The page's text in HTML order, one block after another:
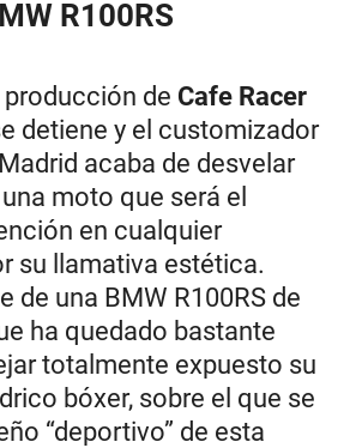
R100RS
de Cafe Racer
detiene y el customizador
acaba de desvelar
una moto que será el
en cualquier
su llamativa estética.
de una BMW R100RS de
ha quedado bastante
totalmente expuesto su
bóxer, sobre el que se
“deportivo” de esta